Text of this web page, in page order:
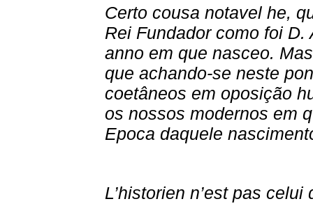
Certo cousa notavel he,
Rei Fundador como foi
anno em que nasceo.
que achando-se neste
coetâneos em oposição
os nossos modernos em
Epoca daquele
L’historien n’est pas